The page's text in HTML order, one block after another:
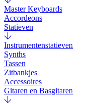
Master Keyboards
Accordeons
Statieven
Instrumentenstatieven
Synths
Tassen
Zitbankjes
Accessoires
Gitaren en Basgitaren